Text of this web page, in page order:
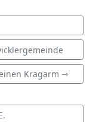
Kragarm ⇾